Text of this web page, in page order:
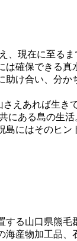
現在に至る
確保できる
け合い、分
えあれば生
ある島の生
にはそのヒン
る山口県熊
産物加工品、